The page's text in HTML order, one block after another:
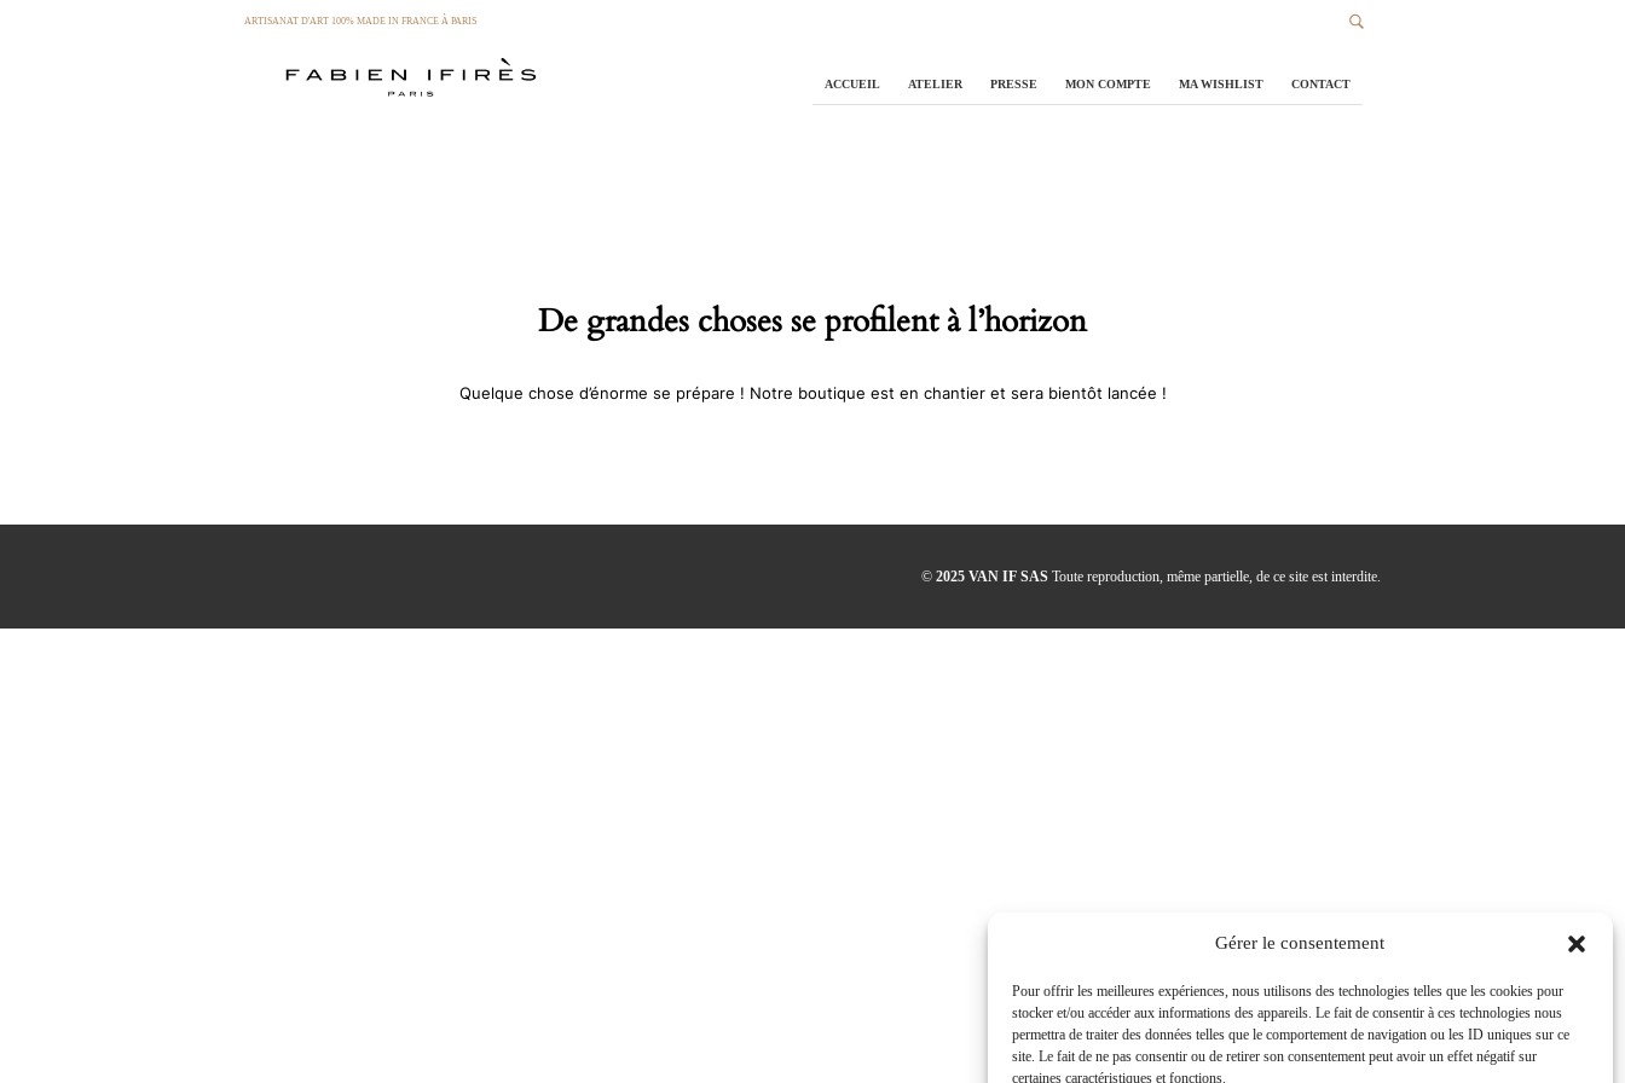
Gérer le consentement
Pour offrir les meilleures expériences, nous utilisons des technologies telles que les cookies pour
stocker et/ou accéder aux informations des appareils. Le fait de consentir à ces technologies nous
permettra de traiter des données telles que le comportement de navigation ou les ID uniques sur ce
site. Le fait de ne pas consentir ou de retirer son consentement peut avoir un effet négatif sur
certaines caractéristiques et fonctions.
ARTISANAT D'ART 100% MADE IN FRANCE À PARIS
ACCUEIL ATELIER PRESSE MON COMPTE MA WISHLIST CONTACT
De grandes choses se profilent à l’horizon
Quelque chose d’énorme se prépare ! Notre boutique est en chantier et sera bientôt lancée !
© 2025 VAN IF SAS Toute reproduction, même partielle, de ce site est interdite.